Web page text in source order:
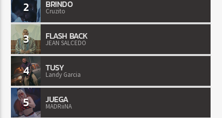
2 BRINDO
Cruzito
3 FLASH BACK
JEAN SALCEDO
4 TUSY
Landy Garcia
5 JUEGA
MADRiiNA